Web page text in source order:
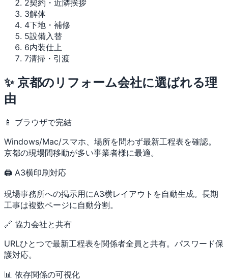
2契約・近隣挨拶
3解体
4下地・補修
5設備入替
6内装仕上
7清掃・引渡
✨ 京都のリフォーム会社に選ばれる理
由
📱 ブラウザで完結
Windows/Mac/スマホ、場所を問わず最新工程表を確認。
京都の現場間移動が多い事業者様に最適。
🖨 A3横印刷対応
現場事務所への掲示用にA3横レイアウトを自動生成。長期
工事は複数ページに自動分割。
🔗 協力会社と共有
URLひとつで最新工程表を関係者全員と共有。パスワード保
護対応。
📊 依存関係の可視化